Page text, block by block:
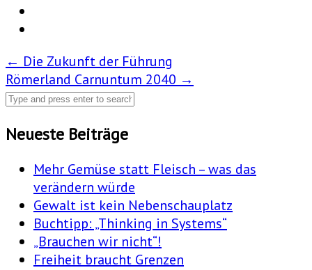
Post
navigation
← Die Zukunft der Führung
Römerland Carnuntum 2040 →
Neueste Beiträge
Mehr Gemüse statt Fleisch – was das
verändern würde
Gewalt ist kein Nebenschauplatz
Buchtipp: „Thinking in Systems“
„Brauchen wir nicht“!
Freiheit braucht Grenzen